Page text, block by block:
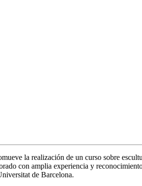
la realización de un curso sobre
con amplia experiencia y
de Barcelona.